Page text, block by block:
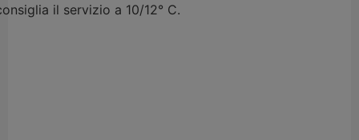
il servizio a 10/12° C.